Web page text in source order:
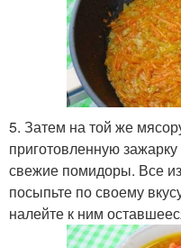
5. Затем на той же
приготовленную
свежие помидоры. Все
посыпьте по своему
налейте к ним